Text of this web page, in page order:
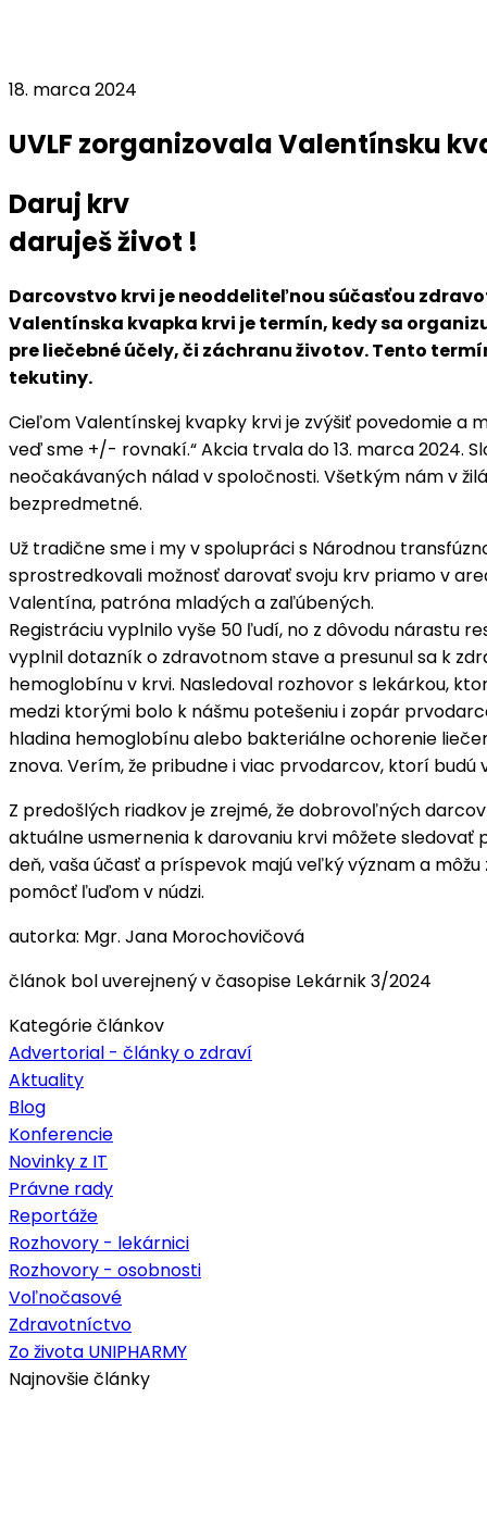
18. marca 2024
UVLF zorganizovala Valentínsku
Daruj krv
daruješ život !
Darcovstvo krvi je neoddeliteľnou súčasťou
Valentínska kvapka krvi je termín, kedy sa
pre liečebné účely, či záchranu životov. Tento
tekutiny.
Cieľom Valentínskej kvapky krvi je zvýšiť povedomie a
veď sme +/- rovnakí.“ Akcia trvala do 13. marca 2024.
neočakávaných nálad v spoločnosti. Všetkým nám v
bezpredmetné.
Už tradične sme i my v spolupráci s Národnou
sprostredkovali možnosť darovať svoju krv priamo v
Valentína, patróna mladých a zaľúbených.
Registráciu vyplnilo vyše 50 ľudí, no z dôvodu nárastu
vyplnil dotazník o zdravotnom stave a presunul sa k
hemoglobínu v krvi. Nasledoval rozhovor s lekárkou,
medzi ktorými bolo k nášmu potešeniu i zopár
hladina hemoglobínu alebo bakteriálne ochorenie
znova. Verím, že pribudne i viac prvodarcov, ktorí
Z predošlých riadkov je zrejmé, že dobrovoľných
aktuálne usmernenia k darovaniu krvi môžete
deň, vaša účasť a príspevok majú veľký význam a
pomôcť ľuďom v núdzi.
autorka: Mgr. Jana Morochovičová
článok bol uverejnený v časopise Lekárnik 3/2024
Kategórie článkov
Advertorial - články o zdraví
Aktuality
Blog
Konferencie
Novinky z IT
Právne rady
Reportáže
Rozhovory - lekárnici
Rozhovory - osobnosti
Voľnočasové
Zdravotníctvo
Zo života UNIPHARMY
Najnovšie články